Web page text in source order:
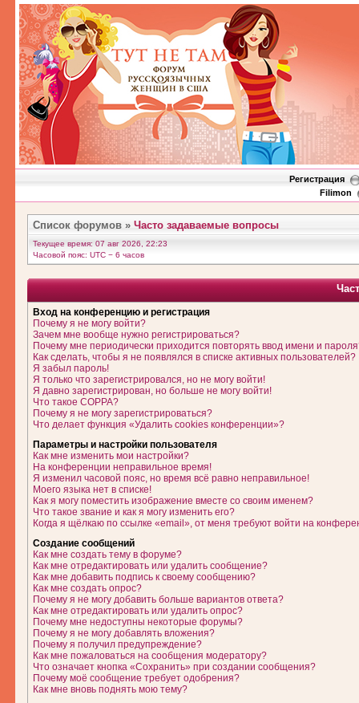
Регистрация
Filimon
Список форумов » Часто задаваемые вопросы
Текущее время: 07 авг 2026, 22:23
Часовой пояс: UTC − 6 часов
Вход на конференцию и регистрация
Почему я не могу войти?
Зачем мне вообще нужно регистрироваться?
Почему мне периодически приходится повторять ввод имени и
Как сделать, чтобы я не появлялся в списке активных пользователей?
Я забыл пароль!
Я только что зарегистрировался, но не могу войти!
Я давно зарегистрирован, но больше не могу войти!
Что такое COPPA?
Почему я не могу зарегистрироваться?
Что делает функция «Удалить cookies конференции»?
Параметры и настройки пользователя
Как мне изменить мои настройки?
На конференции неправильное время!
Я изменил часовой пояс, но время всё равно неправильное!
Моего языка нет в списке!
Как я могу поместить изображение вместе со своим именем?
Что такое звание и как я могу изменить его?
Когда я щёлкаю по ссылке «email», от меня требуют войти на
Создание сообщений
Как мне создать тему в форуме?
Как мне отредактировать или удалить сообщение?
Как мне добавить подпись к своему сообщению?
Как мне создать опрос?
Почему я не могу добавить больше вариантов ответа?
Как мне отредактировать или удалить опрос?
Почему мне недоступны некоторые форумы?
Почему я не могу добавлять вложения?
Почему я получил предупреждение?
Как мне пожаловаться на сообщения модератору?
Что означает кнопка «Сохранить» при создании сообщения?
Почему моё сообщение требует одобрения?
Как мне вновь поднять мою тему?